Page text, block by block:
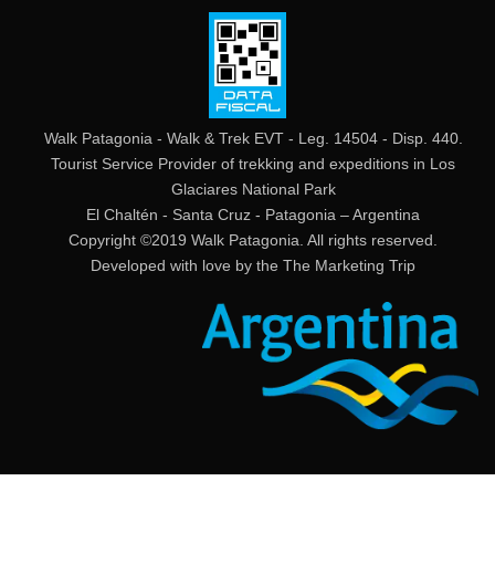
Walk Patagonia - Walk & Trek EVT - Leg. 14504 - Disp. 440.
Tourist Service Provider of trekking and expeditions in Los
Glaciares National Park
El Chaltén - Santa Cruz - Patagonia – Argentina
Copyright ©2019 Walk Patagonia. All rights reserved.
Developed with love by the The Marketing Trip